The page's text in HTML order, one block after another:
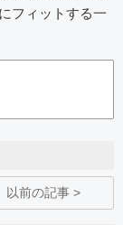
フィットする一
以前の記事 >